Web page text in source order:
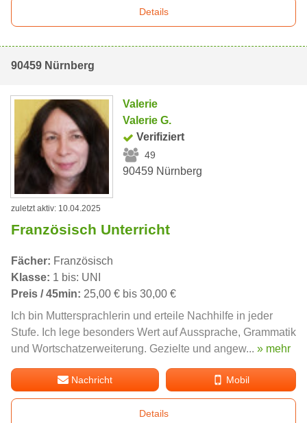
Details
90459 Nürnberg
Valerie
Valerie G.
Verifiziert
49
90459 Nürnberg
zuletzt aktiv: 10.04.2025
Französisch Unterricht
Fächer: Französisch
Klasse: 1 bis: UNI
Preis / 45min: 25,00 € bis 30,00 €
Ich bin Muttersprachlerin und erteile Nachhilfe in jeder
Stufe. Ich lege besonders Wert auf Aussprache, Grammatik
und Wortschatzerweiterung. Gezielte und angew... » mehr
Nachricht Mobil
Details